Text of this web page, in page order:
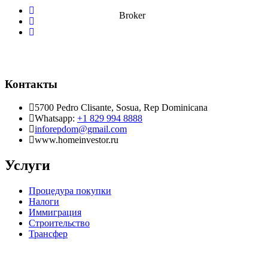
Broker
Контакты
5700 Pedro Clisante, Sosua, Rep Dominicana
Whatsapp: +1 829 994 8888
inforepdom@gmail.com
www.homeinvestor.ru
Услуги
Процедура покупки
Налоги
Иммиграция
Строительство
Трансфер